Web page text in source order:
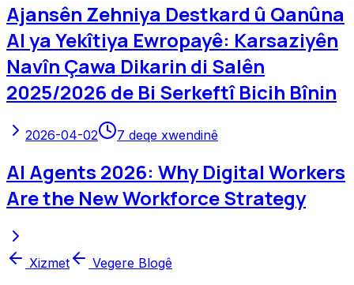
Ajansên Zehniya Destkard û Qanûna
AI ya Yekîtiya Ewropayê: Karsaziyên
Navîn Çawa Dikarin di Salên
2025/2026 de Bi Serkeftî Bicih Bînin
2026-04-02 7 deqe xwendinê
AI Agents 2026: Why Digital Workers
Are the New Workforce Strategy
Xizmet Vegere Blogê